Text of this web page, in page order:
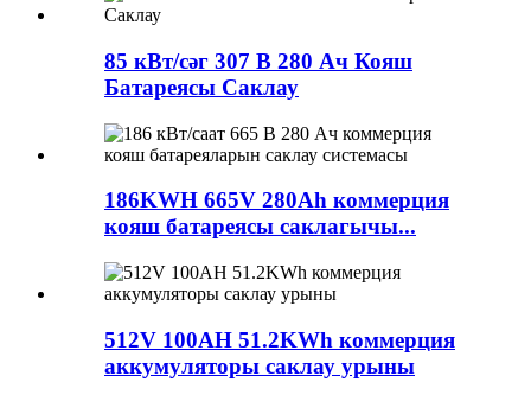
85 кВт/сәг 307 В 280 Ач Кояш
Батареясы Саклау
186KWH 665V 280Ah коммерция
кояш батареясы саклагычы...
512V 100AH ​​51.2KWh коммерция
аккумуляторы саклау урыны